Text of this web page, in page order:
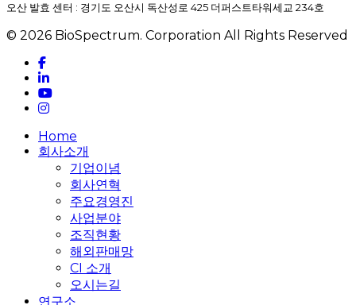
오산 발효 센터 : 경기도 오산시 독산성로 425 더퍼스트타워세교 234호
© 2026 BioSpectrum. Corporation All Rights Reserved
facebook
linkedin
youtube
instagram
Close
Menu
Home
회사소개
기업이념
회사연혁
주요경영진
사업분야
조직현황
해외판매망
CI 소개
오시는길
연구소